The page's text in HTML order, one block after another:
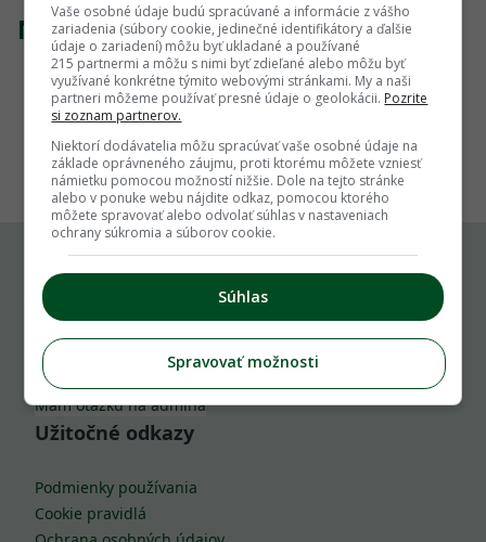
Nenašli sme žiadny produkt
1
Komu môžeš napísať
info@zahrada.sk
Nahlás chybu
Mám otázku na admina
Užitočné odkazy
Podmienky používania
Cookie pravidlá
Vaše osobné údaje budú spracúvané a informácie z vášho
zariadenia (súbory cookie, jedinečné identifikátory a ďalšie
údaje o zariadení) môžu byť ukladané a používané
215 partnermi a môžu s nimi byť zdieľané alebo môžu byť
využívané konkrétne týmito webovými stránkami. My a naši
partneri môžeme používať presné údaje o geolokácii. Pozrite
si zoznam partnerov.
Niektorí dodávatelia môžu spracúvať vaše osobné údaje na
základe oprávneného záujmu, proti ktorému môžete vzniesť
námietku pomocou možností nižšie. Dole na tejto stránke
alebo v ponuke webu nájdite odkaz, pomocou ktorého
môžete spravovať alebo odvolať súhlas v nastaveniach
ochrany súkromia a súborov cookie.
Súhlas
Spravovať možnosti